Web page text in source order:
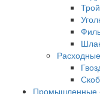
Промышленные